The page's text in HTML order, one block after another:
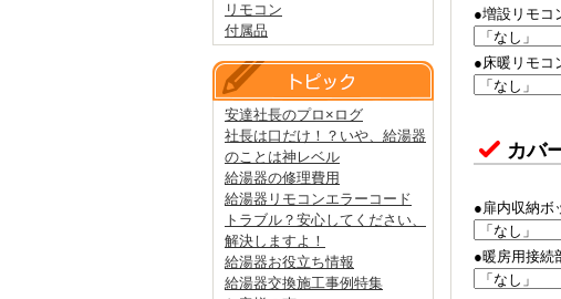
●増設リモコ
●床暖リモコ
カバ
●扉内収納ボ
●暖房用接続
リモコン
付属品
安達社長のプロ×ログ
社長は口だけ！？いや、給湯器
のことは神レベル
給湯器の修理費用
給湯器リモコンエラーコード
トラブル？安心してください、
解決しますよ！
給湯器お役立ち情報
給湯器交換施工事例特集